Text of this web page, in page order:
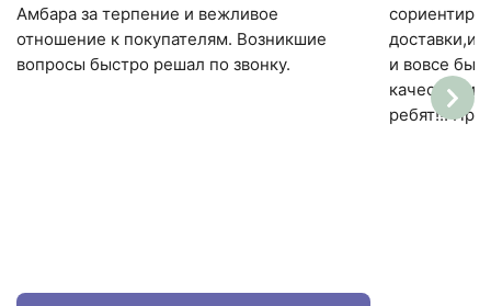
Амбара за терпение и вежливое
отношение к покупателям. Возникшие
вопросы быстро решал по звонку.
доставки,и
и вовсе
качеству и
ребят!!!